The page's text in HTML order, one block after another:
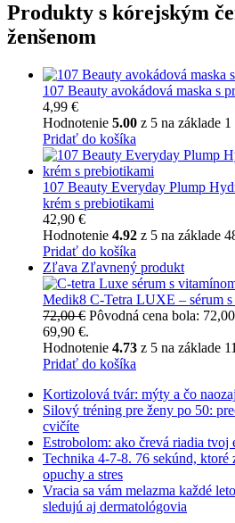
Produkty s kórejským
ženšenom
107 Beauty avokádová maska s
4,99 €
Hodnotenie 5.00 z 5 na základe 1
Pridať do košíka
107 Beauty Everyday Plump
krém s prebiotikami
42,90 €
Hodnotenie 4.92 z 5 na základe
Pridať do košíka
Zľava Zľavnený produkt
Medik8 C-Tetra LUXE – sérum
72,00€ Pôvodná cena bola:
69,90 €.
Hodnotenie 4.73 z 5 na základe 11
Pridať do košíka
Kortizolová tvár: mýty a čo
Silový tréning pre ženy po 50:
cvičíte
Estrobolom: ako črevá riadia tvoj
Technika 4-7-8. 76 sekúnd,
opuchy a stres
Vracia sa vám melazma každé
sledujú aj dermatológovia